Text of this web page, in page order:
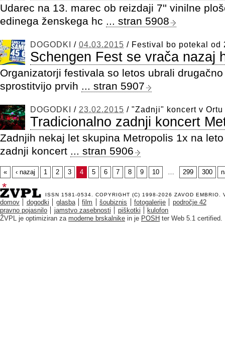
Udarec na 13. marec ob reizdaji 7'' vinilne
edinega ženskega hc ... stran 5908
DOGODKI / 04.03.2015 / Festival bo potekal od
Schengen Fest se vrača nazaj
Organizatorji festivala so letos ubrali
sprostitvijo prvih ... stran 5907
DOGODKI / 23.02.2015 / "Zadnji" koncert v Ortu
Tradicionalno zadnji koncert
Zadnjih nekaj let skupina Metropolis 1x na
zadnji koncert ... stran 5906
« ‹ nazaj 1 2 3 4 5 6 7 8 9 10 … 299 300
ISSN 1581-0534. COPYRIGHT (C) 1998-2026 ZAVOD EMBRIO .
domov dogodki glasba film šoubiznis fotogalerije
področje 42
pravno pojasnilo
jamstvo zasebnosti piškotki
kulofon
ŽVPL je optimiziran za moderne brskalnike in je POSH ter Web 5.1 certified.